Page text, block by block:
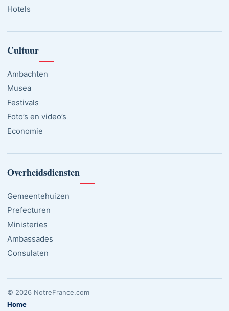
Hotels
Cultuur
Ambachten
Musea
Festivals
Foto’s en video’s
Economie
Overheidsdiensten
Gemeentehuizen
Prefecturen
Ministeries
Ambassades
Consulaten
© 2026 NotreFrance.com
Home